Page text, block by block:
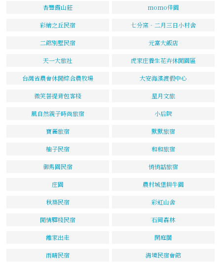
杏豐霞山莊 momo佳園
彩繪之丘民宿 七分窯‧二月三日小村舍
二館別墅民宿 元富大飯店
天一大旅社 虎家庄養生花卉休閒園區
台灣省農會休閒綜合農牧場 大安海濱渡假中心
微笑菩提背包客棧 星月文旅
風自然親子時尚旅宿 小后院
寶麗旅宿 默默旅宿
柚子民宿 和和旅宿
御馬園民宿 悄悄話旅宿
庄園 農村城堡耕牛園
秋築民宿 彩虹山舍
閒情驛棧民宿 石岡森林
離家出走 閑庭閣
雨晴民宿 清境民宿會館